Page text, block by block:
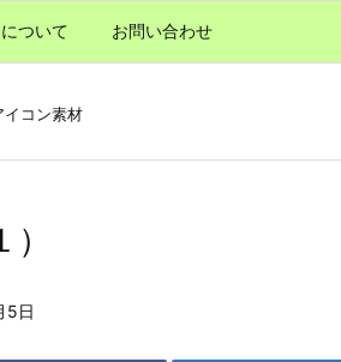
ついて お問い合わせ
イコン素材
5日